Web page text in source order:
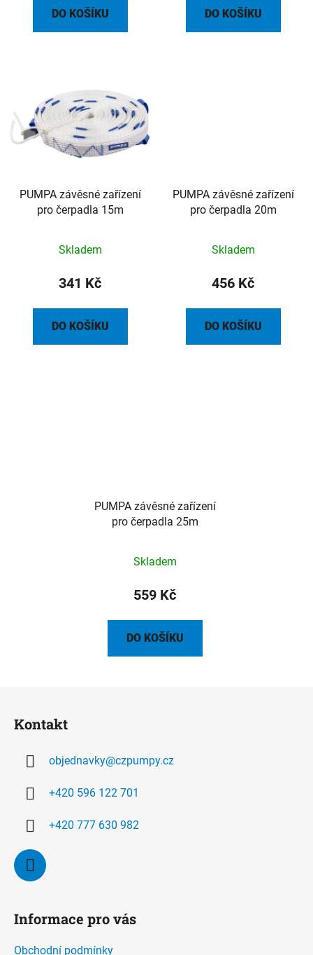
DO KOŠÍKU DO KOŠÍKU
PUMPA závěsné zařízení
pro čerpadla 15m
Skladem
341 Kč
DO KOŠÍKU
PUMPA závěsné zařízení
pro čerpadla 20m
Skladem
456 Kč
DO KOŠÍKU
PUMPA závěsné zařízení
pro čerpadla 25m
Skladem
559 Kč
DO KOŠÍKU
Kontakt
objednavky@czpumpy.cz
+420 596 122 701
+420 777 630 982
Informace pro vás
Obchodní podmínky